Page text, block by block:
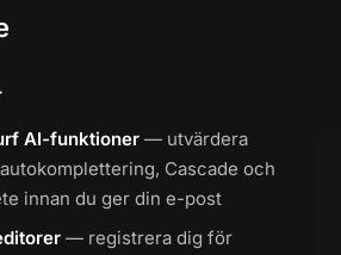
AI-funktioner — utvärdera
Cascade och
innan du ger din e-post
— registrera dig för